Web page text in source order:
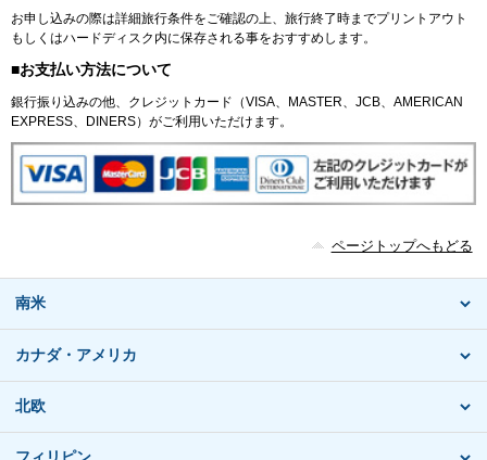
お申し込みの際は詳細旅行条件をご確認の上、旅行終了時までプリントアウト
もしくはハードディスク内に保存される事をおすすめします。
■お支払い方法について
銀行振り込みの他、クレジットカード（VISA、MASTER、JCB、AMERICAN
EXPRESS、DINERS）がご利用いただけます。
ページトップへもどる
南米
カナダ・アメリカ
北欧
フィリピン